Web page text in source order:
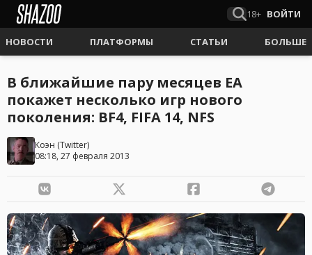
18+ ВОЙТИ
НОВОСТИ ПЛАТФОРМЫ СТАТЬИ БОЛЬШЕ
В ближайшие пару месяцев EA
покажет несколько игр нового
поколения: BF4, FIFA 14, NFS
Коэн (Twitter)
08:18, 27 февраля 2013